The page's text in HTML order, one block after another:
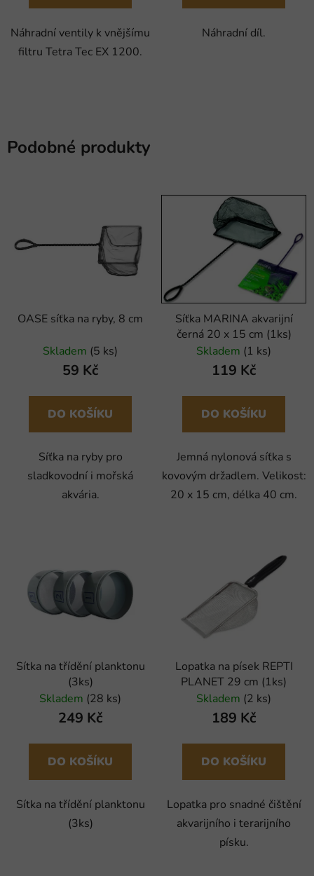
Náhradní ventily k vnějšímu
filtru Tetra Tec EX 1200.
Náhradní díl.
Podobné produkty
OASE síťka na ryby, 8 cm
Skladem (5 ks)
59 Kč
DO KOŠÍKU
Síťka na ryby pro
sladkovodní i mořská
akvária.
Síťka MARINA akvarijní
černá 20 x 15 cm (1ks)
Skladem (1 ks)
119 Kč
DO KOŠÍKU
Jemná nylonová síťka s
kovovým držadlem. Velikost:
20 x 15 cm, délka 40 cm.
Sítka na třídění planktonu
(3ks)
Skladem (28 ks)
249 Kč
DO KOŠÍKU
Sítka na třídění planktonu
(3ks)
Lopatka na písek REPTI
PLANET 29 cm (1ks)
Skladem (2 ks)
189 Kč
DO KOŠÍKU
Lopatka pro snadné čištění
akvarijního i terarijního
písku.